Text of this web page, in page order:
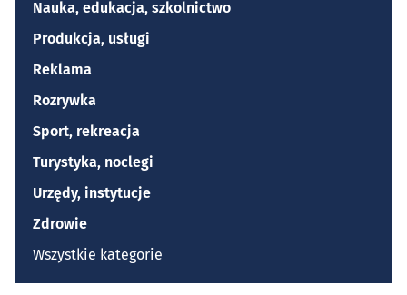
Nauka, edukacja, szkolnictwo
Produkcja, usługi
Reklama
Rozrywka
Sport, rekreacja
Turystyka, noclegi
Urzędy, instytucje
Zdrowie
Wszystkie kategorie